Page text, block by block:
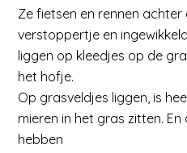
Ze fietsen en rennen achter
verstoppertje en
liggen op kleedjes op de
het hofje.
Op grasveldjes liggen, is
mieren in het gras zitten.
hebben